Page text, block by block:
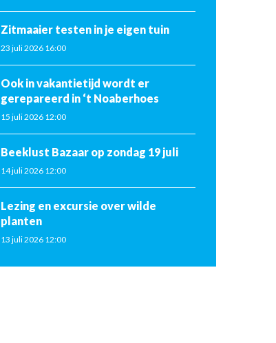
Zitmaaier testen in je eigen tuin
23 juli 2026 16:00
Ook in vakantietijd wordt er
gerepareerd in ‘t Noaberhoes
15 juli 2026 12:00
Beeklust Bazaar op zondag 19 juli
14 juli 2026 12:00
Lezing en excursie over wilde
planten
13 juli 2026 12:00